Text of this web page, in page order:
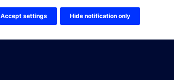
Accept settings Hide notification only